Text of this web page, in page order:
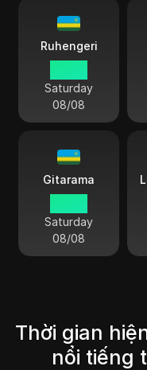
Ruhengeri
Saturday
08/08
Gitarama
Saturday
08/08
Thời gian
nổi tiếng